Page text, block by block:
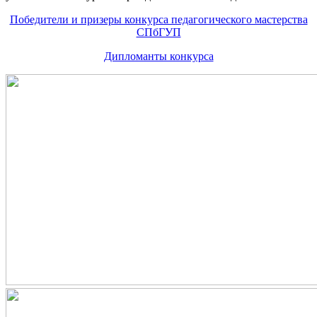
Победители и призеры конкурса педагогического мастерства
СПбГУП
Дипломанты конкурса